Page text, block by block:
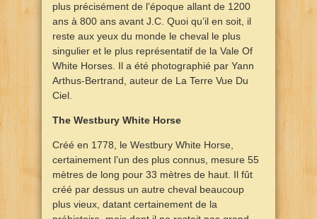
plus précisément de l’époque allant de 1200
ans à 800 ans avant J.C. Quoi qu’il en soit, il
reste aux yeux du monde le cheval le plus
singulier et le plus représentatif de la Vale Of
White Horses. Il a été photographié par Yann
Arthus-Bertrand, auteur de La Terre Vue Du
Ciel.
The Westbury White Horse
Créé en 1778, le Westbury White Horse,
certainement l’un des plus connus, mesure 55
mètres de long pour 33 mètres de haut. Il fût
créé par dessus un autre cheval beaucoup
plus vieux, datant certainement de la